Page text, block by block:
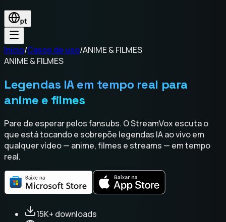
pt
Início/Casos de uso/ANIME & FILMES
ANIME & FILMES
Legendas IA em tempo real para
anime e filmes
Pare de esperar pelos fansubs. O StreamVox escuta o
que está tocando e sobrepõe legendas IA ao vivo em
qualquer vídeo — anime, filmes e streams — em tempo
real.
15K+ downloads